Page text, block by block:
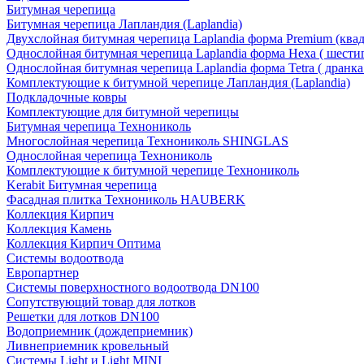
Битумная черепица
Битумная черепица Лапландия (Laplandia)
Двухслойная битумная черепица Laplandia форма Premium
Однослойная битумная черепица Laplandia форма Hexa (
Однослойная битумная черепица Laplandia форма Tetra (
Комплектующие к битумной черепице Лапландия (Laplandia)
Подкладочные ковры
Комплектующие для битумной черепицы
Битумная черепица Технониколь
Многослойная черепица Технониколь SHINGLAS
Однослойная черепица Технониколь
Комплектующие к битумной черепице Технониколь
Kerabit Битумная черепица
Фасадная плитка Технониколь HAUBERK
Кол​лекция Кирпич
Кол​лекция Камень
Коллекция Кирпич Оптима
Системы водоотвода
Европартнер
Системы поверхностного водоотвода DN100
Сопутствующий товар для лотков
Решетки для лотков DN100
Водоприемник (дождеприемник)
Ливнеприемник кровельный
Системы Light и Light MINI